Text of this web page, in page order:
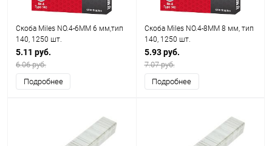
Скоба Miles NO.4-6MM 6 мм,тип
140, 1250 шт.
5.11 руб.
6.06 руб.
Подробнее
Скоба Miles NO.4-8MM 8 мм, тип
140, 1250 шт.
5.93 руб.
7.07 руб.
Подробнее